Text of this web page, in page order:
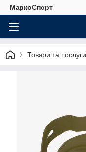
МаркоСпорт
Товари та послуги